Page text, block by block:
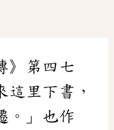
》第四七
這里下書，
。」也作